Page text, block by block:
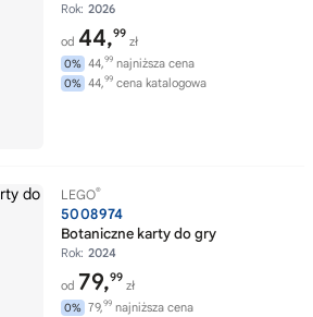
Rok: 2026
od 44,99
zł
0% 44,99 najniższa cena
0% 44,99 cena katalogowa
LEGO®
5008974
Botaniczne karty do gry
Rok: 2024
od 79,99
zł
0% 79,99 najniższa cena